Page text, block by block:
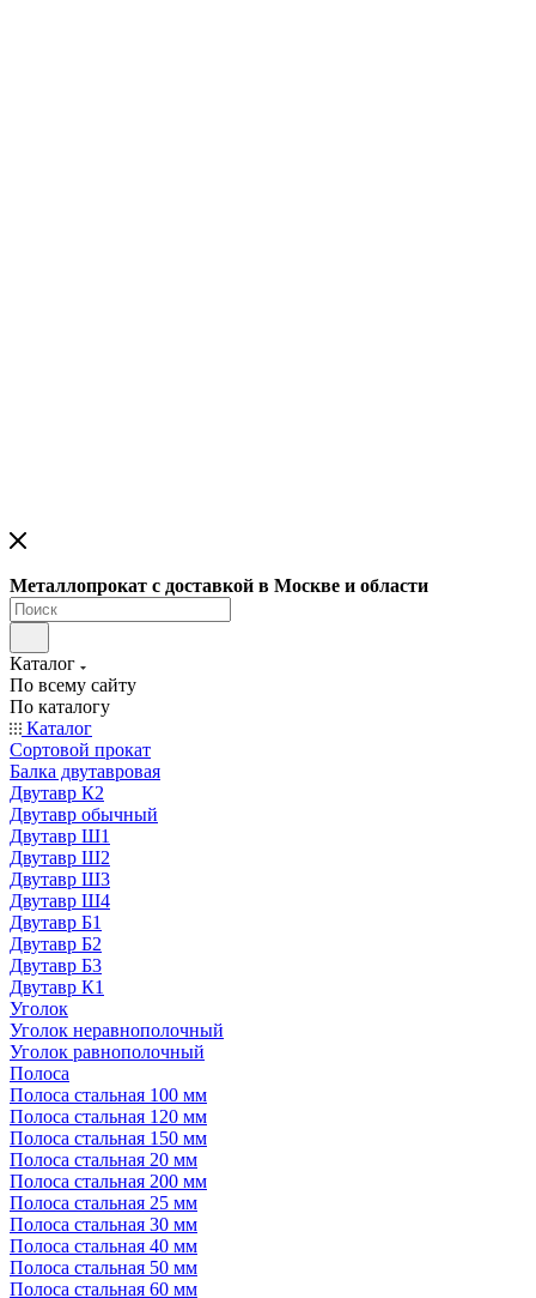
Металлопрокат с доставкой в Москве и области
Каталог
По всему сайту
По каталогу
Каталог
Сортовой прокат
Балка двутавровая
Двутавр К2
Двутавр обычный
Двутавр Ш1
Двутавр Ш2
Двутавр Ш3
Двутавр Ш4
Двутавр Б1
Двутавр Б2
Двутавр Б3
Двутавр К1
Уголок
Уголок неравнополочный
Уголок равнополочный
Полоса
Полоса стальная 100 мм
Полоса стальная 120 мм
Полоса стальная 150 мм
Полоса стальная 20 мм
Полоса стальная 200 мм
Полоса стальная 25 мм
Полоса стальная 30 мм
Полоса стальная 40 мм
Полоса стальная 50 мм
Полоса стальная 60 мм